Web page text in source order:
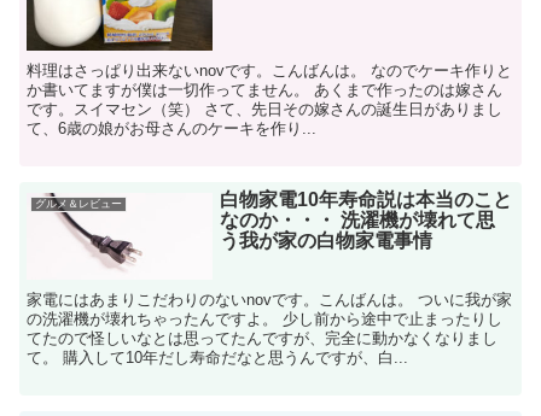
料理はさっぱり出来ないnovです。こんばんは。 なのでケーキ作りと
か書いてますが僕は一切作ってません。 あくまで作ったのは嫁さん
です。スイマセン（笑） さて、先日その嫁さんの誕生日がありまし
て、6歳の娘がお母さんのケーキを作り...
グルメ＆レビュー
白物家電10年寿命説は本当のこと
なのか・・・ 洗濯機が壊れて思
う我が家の白物家電事情
家電にはあまりこだわりのないnovです。こんばんは。 ついに我が家
の洗濯機が壊れちゃったんですよ。 少し前から途中で止まったりし
てたので怪しいなとは思ってたんですが、完全に動かなくなりまし
て。 購入して10年だし寿命だなと思うんですが、白...